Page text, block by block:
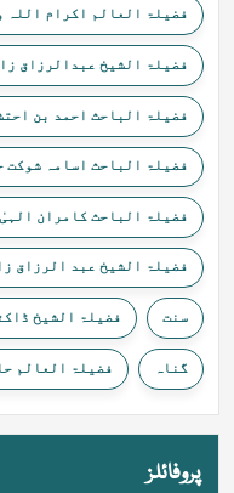
فضیلۃ العالم اکرام اللہ
فضیلۃ الشیخ عبدالرزاق
فضیلۃ الباحث احمد بن
فضیلۃ الباحث اسامہ شوکت
فضیلۃ الباحث کامران
فضیلۃ الشیخ عبد الرزاق
سنت فضیلۃ الشیخ
گناہ فضیلۃ العالم
پروفائلز